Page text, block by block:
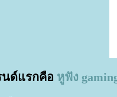
ด์แรกคือ หูฟัง